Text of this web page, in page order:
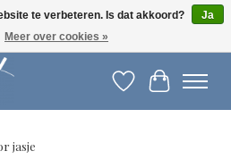
Verlanglijst
jasje
te verbeteren. Is dat akkoord?
Ja
Meer over cookies »